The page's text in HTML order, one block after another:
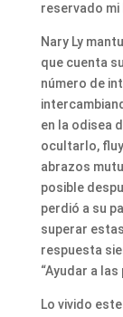
reservado mi
Nary Ly
que cuenta
número de
en la odisea
ocultarlo,
abrazos
posible
perdió a su
superar
respuesta
“Ayudar a
Lo vivido